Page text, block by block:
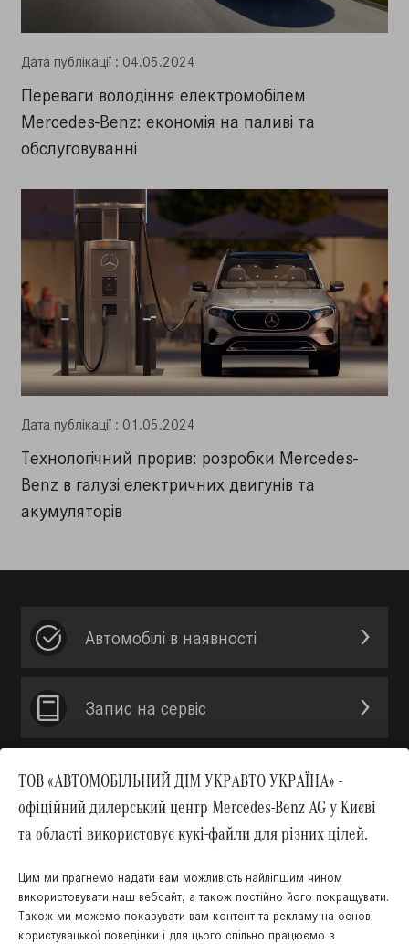
Дата публiкацiї : 04.05.2024
Переваги володіння електромобілем
Mercedes-Benz: економія на паливі та
обслуговуванні
Дата публiкацiї : 01.05.2024
Технологічний прорив: розробки Mercedes-
Benz в галузі електричних двигунів та
акумуляторів
ТОВ «АВТОМОБІЛЬНИЙ ДІМ УКРАВТО УКРАЇНА» -
офіційний дилерський центр Mercedes-Benz AG у Києві
та області використовує кукі-файли для різних цілей.
Цим ми прагнемо надати вам можливість найліпшим чином
використовувати наш вебсайт, а також постійно його покращувати.
Також ми можемо показувати вам контент та рекламу на основі
користувацької поведінки і для цього спільно працюємо з
Автомобілі в наявності
Запис на сервic
Пошук запчастин
Зв’язатись з нами
Акції